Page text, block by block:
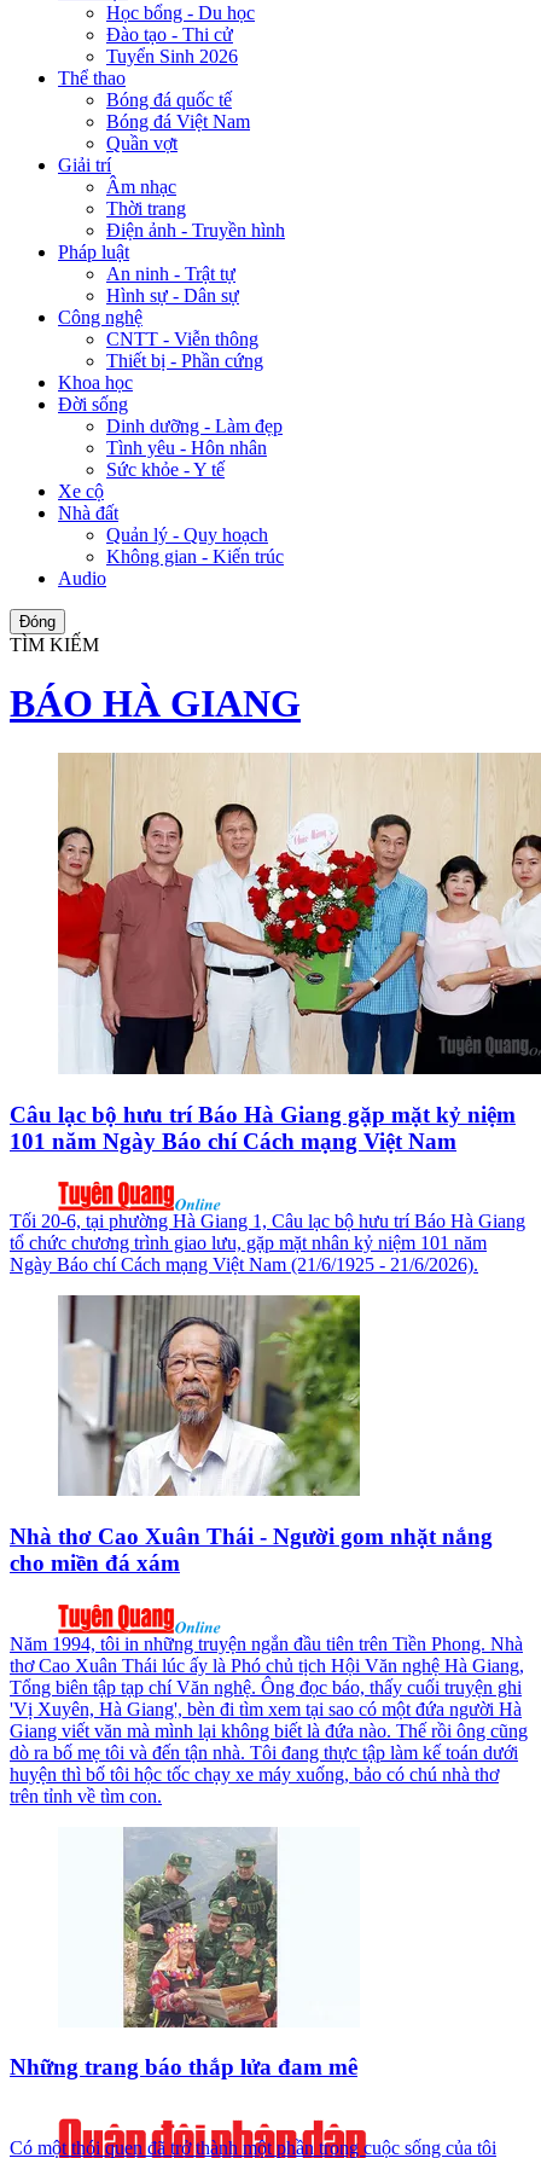
Học bổng - Du học
Đào tạo - Thi cử
Tuyển Sinh 2026
Thể thao
Bóng đá quốc tế
Bóng đá Việt Nam
Quần vợt
Giải trí
Âm nhạc
Thời trang
Điện ảnh - Truyền hình
Pháp luật
An ninh - Trật tự
Hình sự - Dân sự
Công nghệ
CNTT - Viễn thông
Thiết bị - Phần cứng
Khoa học
Đời sống
Dinh dưỡng - Làm đẹp
Tình yêu - Hôn nhân
Sức khỏe - Y tế
Xe cộ
Nhà đất
Quản lý - Quy hoạch
Không gian - Kiến trúc
Audio
Đóng
TÌM KIẾM
BÁO HÀ GIANG
Câu lạc bộ hưu trí Báo Hà Giang gặp mặt kỷ niệm
101 năm Ngày Báo chí Cách mạng Việt Nam
Tối 20-6, tại phường Hà Giang 1, Câu lạc bộ hưu trí Báo Hà Giang
tổ chức chương trình giao lưu, gặp mặt nhân kỷ niệm 101 năm
Ngày Báo chí Cách mạng Việt Nam (21/6/1925 - 21/6/2026).
Nhà thơ Cao Xuân Thái - Người gom nhặt nắng
cho miền đá xám
Năm 1994, tôi in những truyện ngắn đầu tiên trên Tiền Phong. Nhà
thơ Cao Xuân Thái lúc ấy là Phó chủ tịch Hội Văn nghệ Hà Giang,
Tổng biên tập tạp chí Văn nghệ. Ông đọc báo, thấy cuối truyện ghi
'Vị Xuyên, Hà Giang', bèn đi tìm xem tại sao có một đứa người Hà
Giang viết văn mà mình lại không biết là đứa nào. Thế rồi ông cũng
dò ra bố mẹ tôi và đến tận nhà. Tôi đang thực tập làm kế toán dưới
huyện thì bố tôi hộc tốc chạy xe máy xuống, bảo có chú nhà thơ
trên tỉnh về tìm con.
Những trang báo thắp lửa đam mê
Có một thói quen đã trở thành một phần trong cuộc sống của tôi